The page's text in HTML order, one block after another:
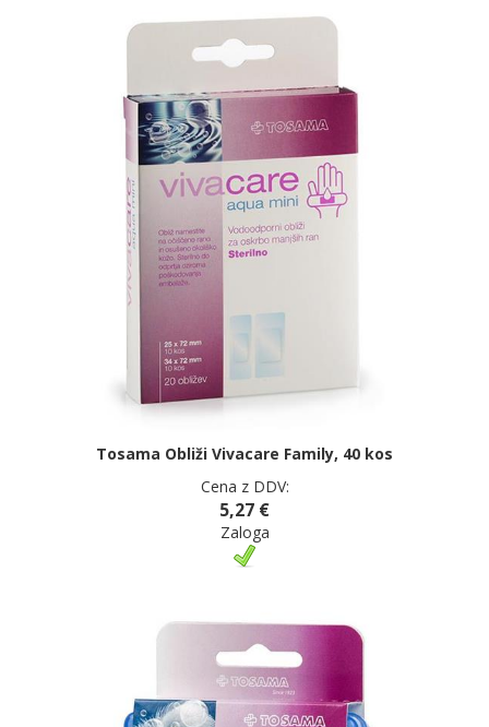
Tosama Obliži Vivacare Family, 40 kos
Cena z DDV:
5,27 €
Zaloga